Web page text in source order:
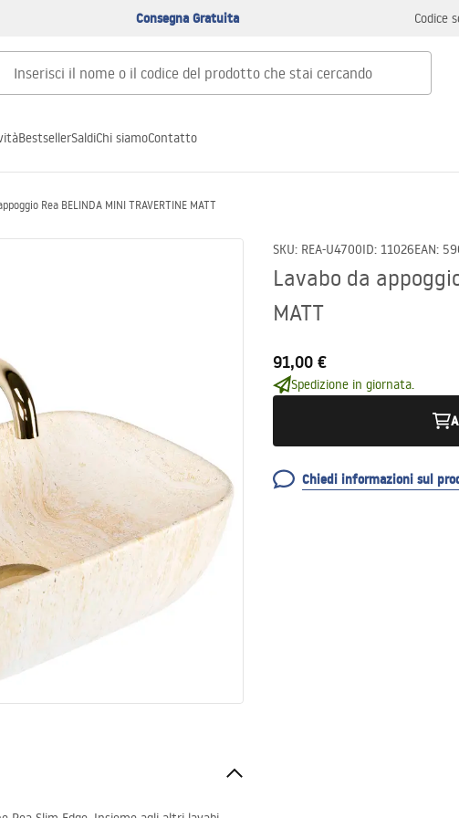
Consegna Gratuita Codice
BestsellerSaldiChi siamoContatto
Rea BELINDA MINI TRAVERTINE MATT
SKU: REA-U4700ID: 11026EAN:
Lavabo da
MATT
91,00 €
Spedizione in giornata.
Chiedi informazioni sul